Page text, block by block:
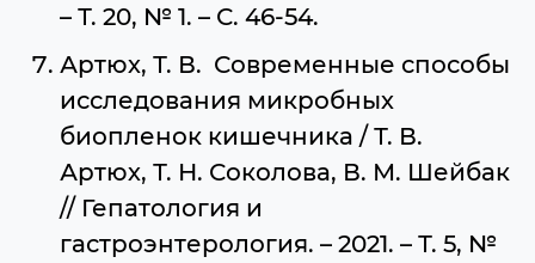
– Т. 20, № 1. – С. 46-54.
Артюх, Т. В. Современные способы
исследования микробных
биопленок кишечника / Т. В.
Артюх, Т. Н. Соколова, В. М. Шейбак
// Гепатология и
гастроэнтерология. – 2021. – Т. 5, №